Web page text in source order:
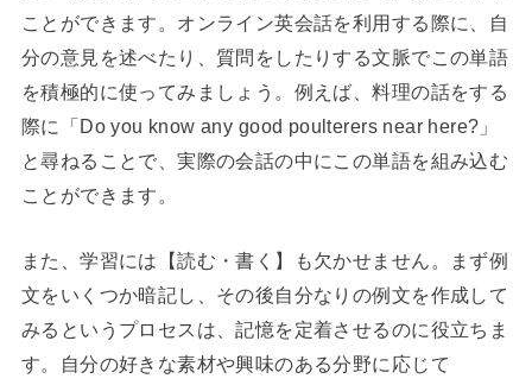
ことができます。オンライン英会話を利用する際に、自
分の意見を述べたり、質問をしたりする文脈でこの単語
を積極的に使ってみましょう。例えば、料理の話をする
際に「Do you know any good poulterers near here?」
と尋ねることで、実際の会話の中にこの単語を組み込む
ことができます。
また、学習には【読む・書く】も欠かせません。まず例
文をいくつか暗記し、その後自分なりの例文を作成して
みるというプロセスは、記憶を定着させるのに役立ちま
す。自分の好きな素材や興味のある分野に応じて